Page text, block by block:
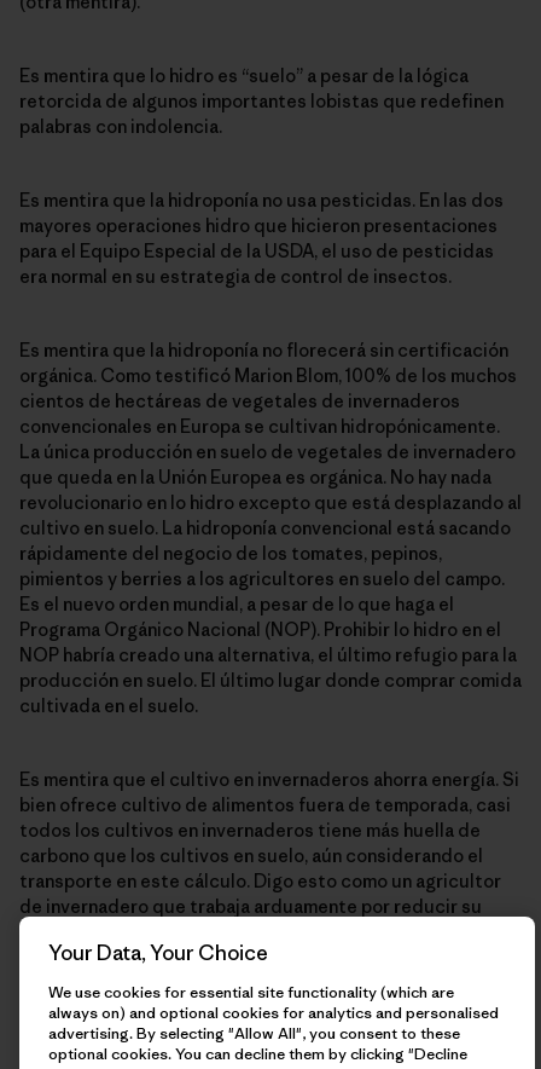
Es mentira que lo hidro es “suelo” a pesar de la lógica
retorcida de algunos importantes lobistas que redefinen
palabras con indolencia.
Es mentira que la hidroponía no usa pesticidas. En las dos
mayores operaciones hidro que hicieron presentaciones
para el Equipo Especial de la USDA, el uso de pesticidas
era normal en su estrategia de control de insectos.
Es mentira que la hidroponía no florecerá sin certificación
orgánica. Como testificó Marion Blom, 100% de los muchos
cientos de hectáreas de vegetales de invernaderos
convencionales en Europa se cultivan hidropónicamente.
La única producción en suelo de vegetales de invernadero
que queda en la Unión Europea es orgánica. No hay nada
revolucionario en lo hidro excepto que está desplazando al
cultivo en suelo. La hidroponía convencional está sacando
rápidamente del negocio de los tomates, pepinos,
pimientos y berries a los agricultores en suelo del campo.
Es el nuevo orden mundial, a pesar de lo que haga el
Programa Orgánico Nacional (NOP). Prohibir lo hidro en el
NOP habría creado una alternativa, el último refugio para la
producción en suelo. El último lugar donde comprar comida
cultivada en el suelo.
Es mentira que el cultivo en invernaderos ahorra energía. Si
bien ofrece cultivo de alimentos fuera de temporada, casi
todos los cultivos en invernaderos tiene más huella de
carbono que los cultivos en suelo, aún considerando el
transporte en este cálculo. Digo esto como un agricultor
de invernadero que trabaja arduamente por reducir su
propia huella de carbono. Seamos honestos al respecto.
Todos los agricultores de invernadero tienen mucho
trabajo que hacer en esta área. No vamos a lograrlo si
mentimos sobre nuestro impacto.
Your Data, Your Choice
We use cookies for essential site functionality (which are
always on) and optional cookies for analytics and personalised
advertising. By selecting "Allow All", you consent to these
optional cookies. You can decline them by clicking "Decline